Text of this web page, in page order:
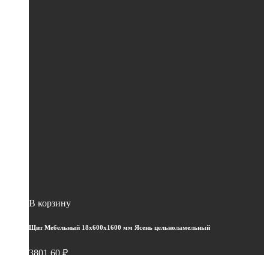
В корзину
Щит Мебельный 18х600х1600 мм Ясень цельноламельный
3801,60 ₽